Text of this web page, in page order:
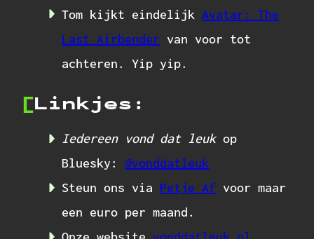
Tom kijkt eindelijk Avatar: The
Last Airbender van voor tot
achteren. Yip yip.
Linkjes:
Iedereen vond dat leukop
Bluesky: @vonddatleuk
Steun ons via Petje Af voor maar
een euro per maand.